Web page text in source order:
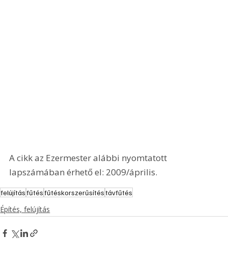
A cikk az Ezermester alábbi nyomtatott
lapszámában érhető el: 2009/április.
felújításfűtésfűtéskorszerűsítéstávfűtés
Építés, felújítás